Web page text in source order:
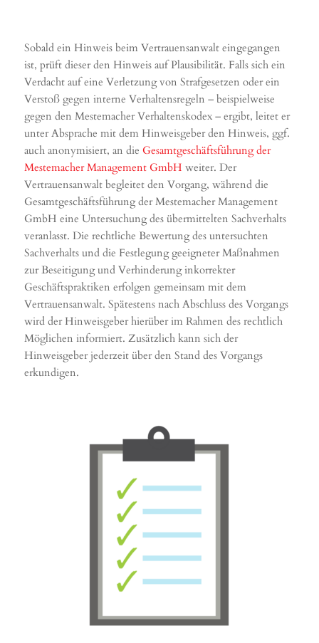
Sobald ein Hinweis beim Vertrauensanwalt eingegangen
ist, prüft dieser den Hinweis auf Plausibilität. Falls sich ein
Verdacht auf eine Verletzung von Strafgesetzen oder ein
Verstoß gegen interne Verhaltensregeln – beispielweise
gegen den Mestemacher Verhaltenskodex – ergibt, leitet er
unter Absprache mit dem Hinweisgeber den Hinweis, ggf.
auch anonymisiert, an die Gesamtgeschäftsführung der
Mestemacher Management GmbH weiter. Der
Vertrauensanwalt begleitet den Vorgang, während die
Gesamtgeschäftsführung der Mestemacher Management
GmbH eine Untersuchung des übermittelten Sachverhalts
veranlasst. Die rechtliche Bewertung des untersuchten
Sachverhalts und die Festlegung geeigneter Maßnahmen
zur Beseitigung und Verhinderung inkorrekter
Geschäftspraktiken erfolgen gemeinsam mit dem
Vertrauensanwalt. Spätestens nach Abschluss des Vorgangs
wird der Hinweisgeber hierüber im Rahmen des rechtlich
Möglichen informiert. Zusätzlich kann sich der
Hinweisgeber jederzeit über den Stand des Vorgangs
erkundigen.